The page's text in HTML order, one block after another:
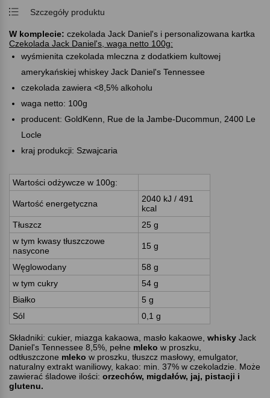
Szczegóły produktu
W komplecie: czekolada Jack Daniel's i personalizowana kartka
Czekolada Jack Daniel's, waga netto 100g:
wyśmienita czekolada mleczna z dodatkiem kultowej
amerykańskiej whiskey Jack Daniel's Tennessee
czekolada zawiera <8,5% alkoholu
waga netto: 100g
producent: GoldKenn, Rue de la Jambe-Ducommun, 2400 Le
Locle
kraj produkcji: Szwajcaria
Wartości odżywcze w 100g:
Wartość energetyczna
2040 kJ / 491
kcal
Tłuszcz
25 g
w tym kwasy tłuszczowe
nasycone
15 g
Węglowodany
58 g
w tym cukry
54 g
Białko
5 g
Sól
0,1 g
Składniki: cukier, miazga kakaowa, masło kakaowe, whisky Jack
Daniel's Tennessee 8,5%, pełne mleko w proszku,
odtłuszczone mleko w proszku, tłuszcz masłowy, emulgator,
naturalny extrakt waniliowy, kakao: min. 37% w czekoladzie. Może
zawierać śladowe ilości: orzechów, migdałów, jaj, pistacji i
glutenu.